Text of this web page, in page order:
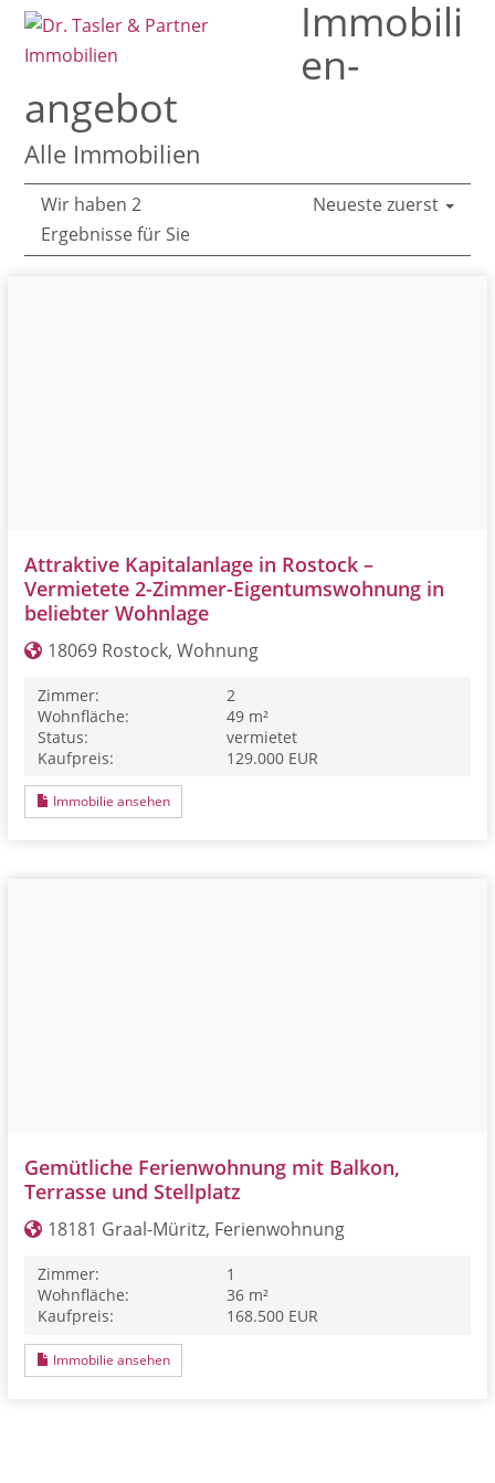
SkipOpen
mobile
menu
Close
mobile
menu
Immobili
en­
angebot
Alle Immobilien
Wir haben 2
Ergebnisse für Sie
Neueste zuerst
Attraktive Kapitalanlage in Rostock –
Vermietete 2-Zimmer-Eigentumswohnung in
beliebter Wohnlage
18069 Rostock, Wohnung
Zimmer:
2
Wohnfläche:
49 m²
Status:
vermietet
Kaufpreis:
129.000 EUR
Immobilie ansehen
Gemütliche Ferienwohnung mit Balkon,
Terrasse und Stellplatz
18181 Graal-Müritz, Ferienwohnung
Zimmer:
1
Wohnfläche:
36 m²
Kaufpreis:
168.500 EUR
Immobilie ansehen